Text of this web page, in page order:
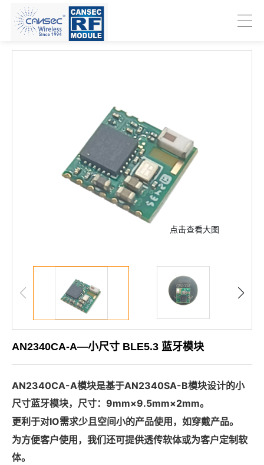
点击查看大图
AN2340CA-A—小尺寸 BLE5.3 蓝牙模块
AN2340CA-A模块是基于AN2340SA-B模块设计的小
尺寸蓝牙模块，尺寸：9mm×9.5mm×2mm。
更利于对IO需求少且空间小的产品使用，如穿戴产品。
为方便客户使用，我们还可提供透传软体或为客户定制软
体。